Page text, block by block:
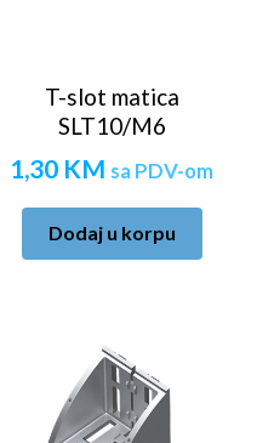
T-slot matica
SLT10/M6
1,30 KM sa PDV-om
Dodaj u korpu